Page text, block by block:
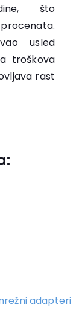
što
usled
troškova
rast
adapteri